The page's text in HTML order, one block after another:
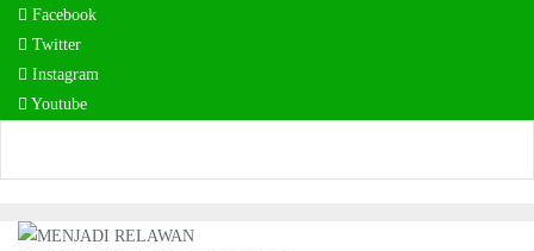
Skip
content
Facebook
Twitter
Instagram
Youtube